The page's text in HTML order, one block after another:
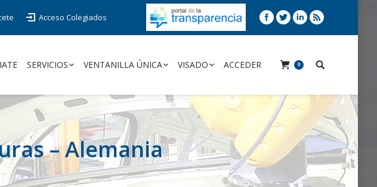
Acceso Colegiados
SERVICIOS VENTANILLA ÚNICA VISADO ACCEDER 0
– Alemania